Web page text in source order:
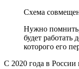
Схема
Нужно
будет работать
которого его
С 2020 года в России